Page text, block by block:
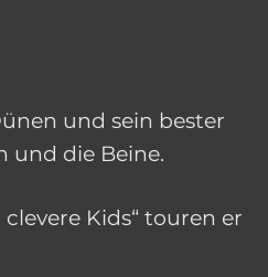
und sein bester
und die Beine.
Kids“ touren er